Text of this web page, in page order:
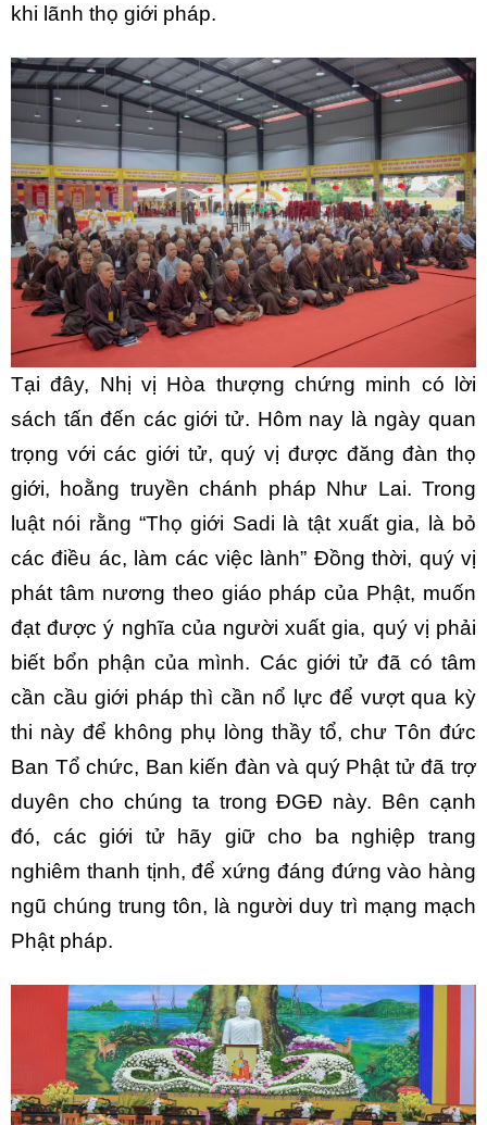
khi lãnh thọ giới pháp.
Tại đây, Nhị vị Hòa thượng chứng minh có lời
sách tấn đến các giới tử. Hôm nay là ngày quan
trọng với các giới tử, quý vị được đăng đàn thọ
giới, hoằng truyền chánh pháp Như Lai. Trong
luật nói rằng “Thọ giới Sadi là tật xuất gia, là bỏ
các điều ác, làm các việc lành” Đồng thời, quý vị
phát tâm nương theo giáo pháp của Phật, muốn
đạt được ý nghĩa của người xuất gia, quý vị phải
biết bổn phận của mình. Các giới tử đã có tâm
cần cầu giới pháp thì cần nổ lực để vượt qua kỳ
thi này để không phụ lòng thầy tổ, chư Tôn đức
Ban Tổ chức, Ban kiến đàn và quý Phật tử đã trợ
duyên cho chúng ta trong ĐGĐ này. Bên cạnh
đó, các giới tử hãy giữ cho ba nghiệp trang
nghiêm thanh tịnh, để xứng đáng đứng vào hàng
ngũ chúng trung tôn, là người duy trì mạng mạch
Phật pháp.